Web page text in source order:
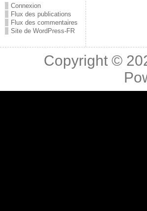
Connexion
Flux des publications
Flux des commentaires
Site de WordPress-FR
Copyright ©